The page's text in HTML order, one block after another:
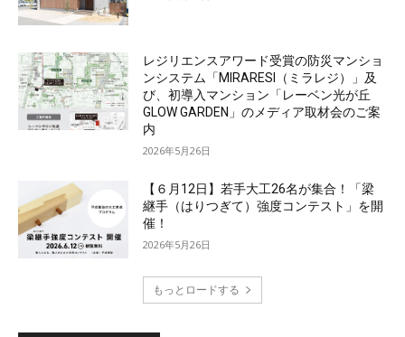
レジリエンスアワード受賞の防災マンショ
ンシステム「MIRARESI（ミラレジ）」及
び、初導入マンション「レーベン光が丘
GLOW GARDEN」のメディア取材会のご案
内
2026年5月26日
【６月12日】若手大工26名が集合！「梁
継手（はりつぎて）強度コンテスト」を開
催！
2026年5月26日
もっとロードする